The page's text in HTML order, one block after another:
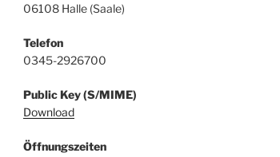
06108 Halle (Saale)
Telefon
0345-2926700
Public Key (S/MIME)
Download
Öffnungszeiten